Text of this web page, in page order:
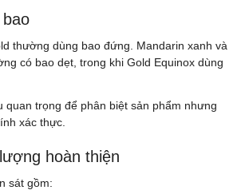
thường dùng bao đứng. Mandarin xanh và
có bao dẹt, trong khi Gold Equinox dùng
quan trọng để phân biệt sản phẩm nhưng
xác thực.
hoàn thiện
sát gồm: